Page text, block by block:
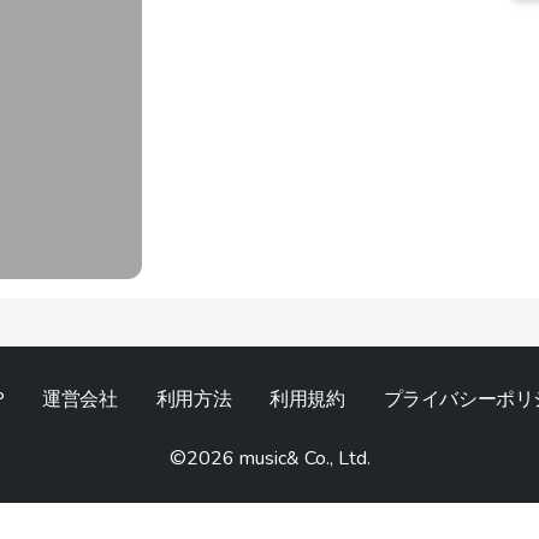
運営会社 利用方法 利用規約 プライバシーポリ
©︎2026 music& Co., Ltd.